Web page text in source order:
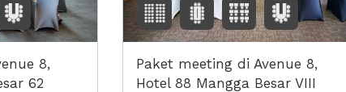
8,
62
Paket meeting di Avenue 8,
Hotel 88 Mangga Besar VIII